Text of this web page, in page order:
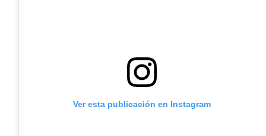
Ver esta publicación en Instagram